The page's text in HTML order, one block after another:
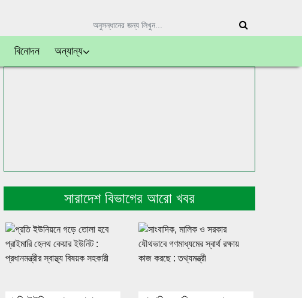
বিনোদন অন্যান্য
সারাদেশ বিভাগের আরো খবর